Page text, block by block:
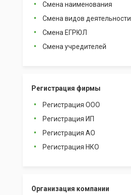
Смена наименования
Смена видов деятельности
Смена ЕГРЮЛ
Смена учредителей
Регистрация фирмы
Регистрация ООО
Регистрация ИП
Регистрация АО
Регистрация НКО
Организация компании